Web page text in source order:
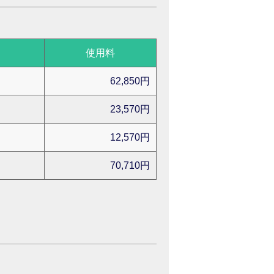
使用料
62,850円
23,570円
12,570円
70,710円